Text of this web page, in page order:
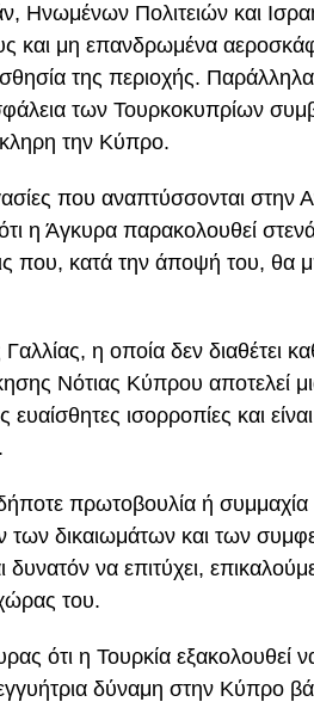
Ηνωμένων Πολιτειών και
και μη επανδρωμένα
της περιοχής.
των Τουρκοκυπρίων
την Κύπρο.
που αναπτύσσονται στην
Άγκυρα παρακολουθεί στενά
που, κατά την άποψή του, θα
η οποία δεν διαθέτει
Νότιας Κύπρου αποτελεί
ισορροπίες και
πρωτοβουλία ή
των δικαιωμάτων και των
να επιτύχει,
του.
ότι η Τουρκία εξακολουθεί
δύναμη στην Κύπρο